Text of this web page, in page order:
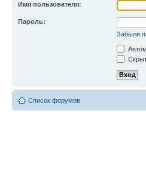
Имя пользователя:
Пароль:
Забыли
Список форумов